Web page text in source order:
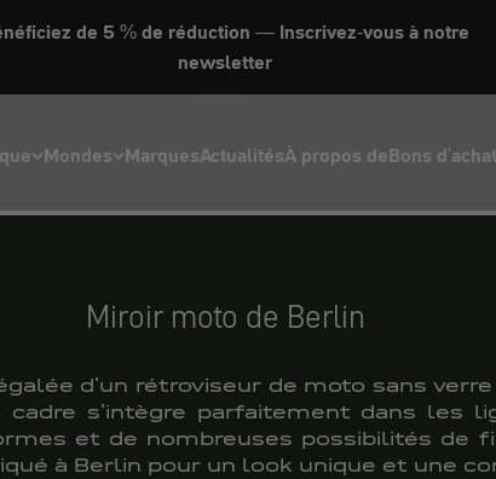
de 5 % de réduction — Inscrivez-vous à notre
newsletter
Mondes MarquesActualitésÀ propos deBons d'achat
Miroir
Miroir moto de Berlin
d'un rétroviseur de moto sans
cadre s'intègre parfaitement dans les
et de nombreuses possibilités de
à Berlin pour un look unique et une